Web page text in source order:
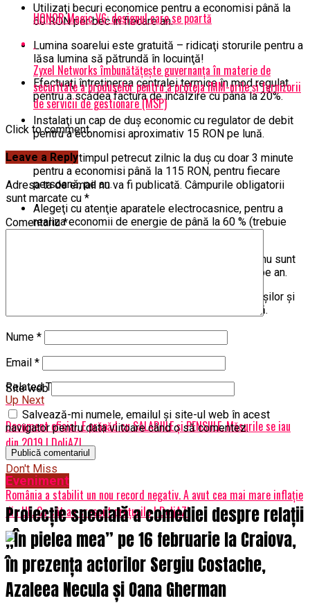
Utilizaţi becuri economice pentru a economisi până la
60 RON per bec în fiecare an.
Lumina soarelui este gratuită – ridicaţi storurile pentru a
lăsa lumina să pătrundă în locuinţă!
Efectuaţi întreţinerea centralei termice în mod regulat
pentru a scădea factura de încălzire cu până la 20%.
Instalaţi un cap de duş economic cu regulator de debit
pentru a economisi aproximativ 15 RON pe lună.
Reduceţi timpul petrecut zilnic la duş cu doar 3 minute
pentru a economisi până la 115 RON, pentru fiecare
persoană, pe an.
Alegeţi cu atenţie aparatele electrocasnice, pentru a
realiza economii de energie de până la 60 % (trebuie
Scoateţi din priză electrocasnicele atunci când nu sunt
în uz pentru a economisi aproximativ 180 RON pe an.
Înlocuiţi garniturile de etanşare deteriorate ale uşilor şi
ferestrelor pentru a reduce pierderile de căldură.
Related Topics:prima
Up Next
Document oficial. E prăpăd cu SALARIILE și PENSIILE. Măsurile se iau
din 2019 | DoljAZI
Don't Miss
România a stabilit un nou record negativ. A avut cea mai mare inflație
din UE. Cu cât au crescut prețurile | DoljAZI
HONOR Magic V6: designul care se poartă
Zyxel Networks îmbunătățește guvernanța în materie de
securitate a produselor pentru a proteja IMM-urile și furnizorii
de servicii de gestionare (MSP)
Click to comment
Leave a Reply
Adresa ta de email nu va fi publicată. Câmpurile obligatorii
sunt marcate cu *
Comentariu*
Nume *
Email *
Site web
Salvează-mi numele, emailul și site-ul web în acest
navigator pentru data viitoare când o să comentez.
Eveniment
Proiecție specială a comediei despre relații
„În pielea mea” pe 16 februarie la Craiova,
în prezența actorilor Sergiu Costache,
Azaleea Necula și Oana Gherman